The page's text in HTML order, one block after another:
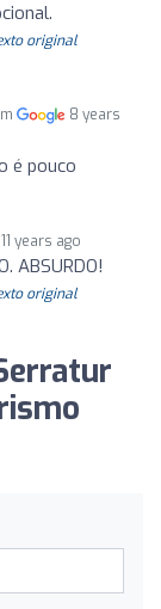
original
8 years
é pouco
11 years ago
ABSURDO!
original